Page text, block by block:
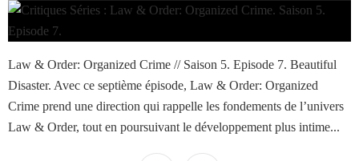
Law & Order: Organized Crime // Saison 5. Episode 7. Beautiful
Disaster. Avec ce septième épisode, Law & Order: Organized
Crime prend une direction qui rappelle les fondements de l’univers
Law & Order, tout en poursuivant le développement plus intime...